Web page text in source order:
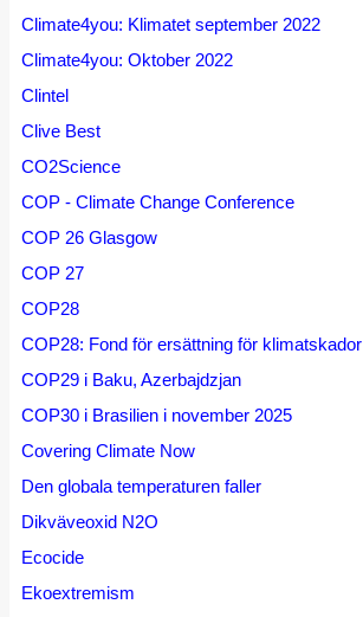
Climate4you: Klimatet september 2022
Climate4you: Oktober 2022
Clintel
Clive Best
CO2Science
COP - Climate Change Conference
COP 26 Glasgow
COP 27
COP28
COP28: Fond för ersättning för klimatskador
COP29 i Baku, Azerbajdzjan
COP30 i Brasilien i november 2025
Covering Climate Now
Den globala temperaturen faller
Dikväveoxid N2O
Ecocide
Ekoextremism